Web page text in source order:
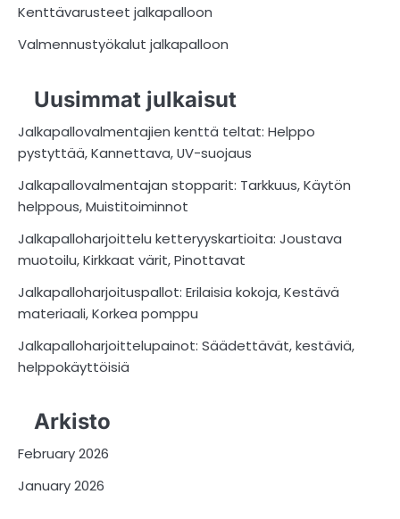
Kenttävarusteet jalkapalloon
Valmennustyökalut jalkapalloon
Uusimmat julkaisut
Jalkapallovalmentajien kenttä teltat: Helppo
pystyttää, Kannettava, UV-suojaus
Jalkapallovalmentajan stopparit: Tarkkuus, Käytön
helppous, Muistitoiminnot
Jalkapalloharjoittelu ketteryyskartioita: Joustava
muotoilu, Kirkkaat värit, Pinottavat
Jalkapalloharjoituspallot: Erilaisia kokoja, Kestävä
materiaali, Korkea pomppu
Jalkapalloharjoittelupainot: Säädettävät, kestäviä,
helppokäyttöisiä
Arkisto
February 2026
January 2026